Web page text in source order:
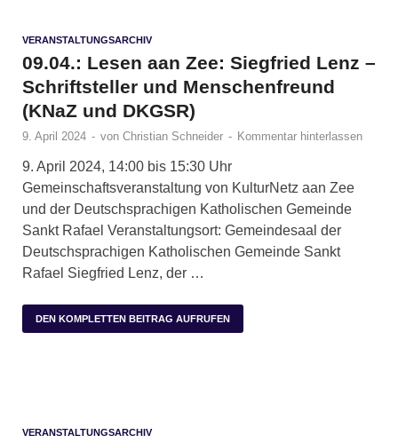
VERANSTALTUNGSARCHIV
09.04.: Lesen aan Zee: Siegfried Lenz –
Schriftsteller und Menschenfreund
(KNaZ und DKGSR)
9. April 2024 - von Christian Schneider - Kommentar hinterlassen
9. April 2024, 14:00 bis 15:30 Uhr
Gemeinschaftsveranstaltung von KulturNetz aan Zee
und der Deutschsprachigen Katholischen Gemeinde
Sankt Rafael Veranstaltungsort: Gemeindesaal der
Deutschsprachigen Katholischen Gemeinde Sankt
Rafael Siegfried Lenz, der …
DEN KOMPLETTEN BEITRAG AUFRUFEN
VERANSTALTUNGSARCHIV